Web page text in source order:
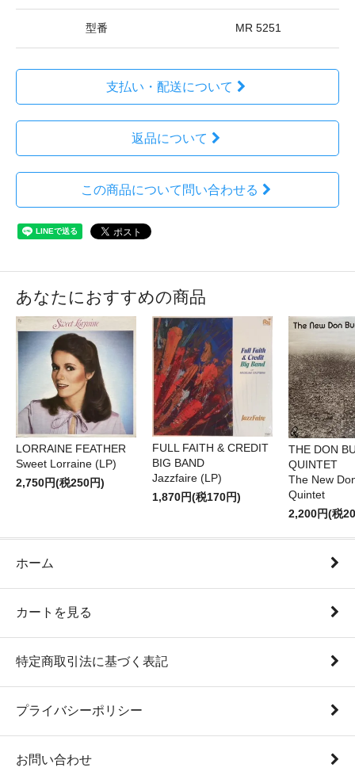
型番 MR 5251
支払い・配送について
返品について
この商品について問い合わせる
あなたにおすすめの商品
LORRAINE FEATHER
Sweet Lorraine (LP)
2,750円(税250円)
FULL FAITH & CREDIT
BIG BAND
Jazzfaire (LP)
1,870円(税170円)
THE DON
QUINTET
The New
Quintet
2,200円(税
ホーム
カートを見る
特定商取引法に基づく表記
プライバシーポリシー
お問い合わせ